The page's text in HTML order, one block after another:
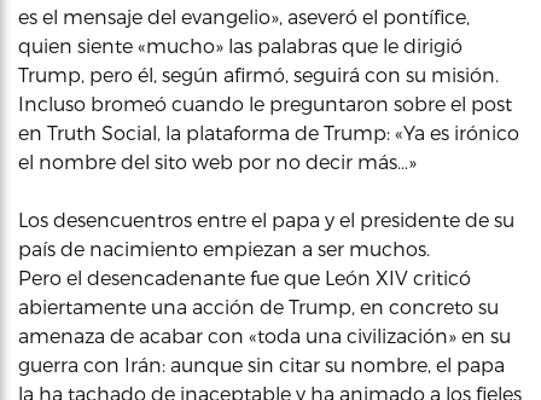
es el mensaje del evangelio», aseveró el pontífice,
quien siente «mucho» las palabras que le dirigió
Trump, pero él, según afirmó, seguirá con su misión.
Incluso bromeó cuando le preguntaron sobre el post
en Truth Social, la plataforma de Trump: «Ya es irónico
el nombre del sito web por no decir más…»
Los desencuentros entre el papa y el presidente de su
país de nacimiento empiezan a ser muchos.
Pero el desencadenante fue que León XIV criticó
abiertamente una acción de Trump, en concreto su
amenaza de acabar con «toda una civilización» en su
guerra con Irán: aunque sin citar su nombre, el papa
la ha tachado de inaceptable y ha animado a los fieles